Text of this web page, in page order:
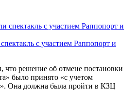
с участием Раппопорт и
что решение об отмене постановки
было принято «с учетом
Она должна была пройти в КЗЦ